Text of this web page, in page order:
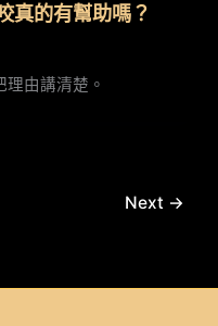
真的有幫助嗎？
由講清楚。
Next →